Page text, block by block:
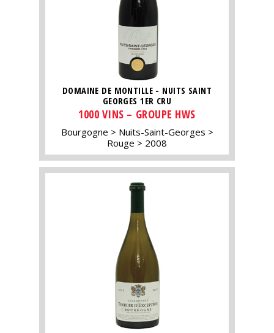
DOMAINE DE MONTILLE - NUITS SAINT
GEORGES 1ER CRU
1000 VINS – GROUPE HWS
Bourgogne
Nuits-Saint-Georges
Rouge
2008